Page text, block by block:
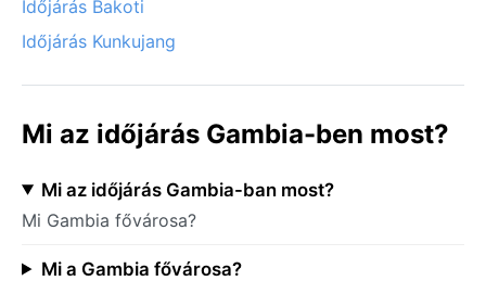
Időjárás Bakoti
Időjárás Kunkujang
Mi az időjárás Gambia-ben most?
Mi az időjárás Gambia-ban most?
Mi Gambia fővárosa?
Mi a Gambia fővárosa?